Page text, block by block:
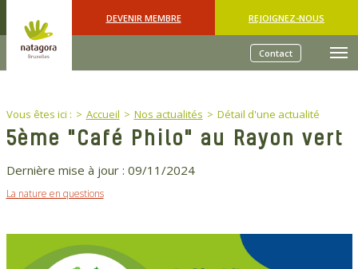
DEVENIR MEMBRE REJOIGNEZ-NOUS
Contact
You are here:
Vous êtes ici : Accueil Nos actualités Détail d'une actualité
5ème "Café Philo" au Rayon vert
Dernière mise à jour : 09/11/2024
La nature en questions